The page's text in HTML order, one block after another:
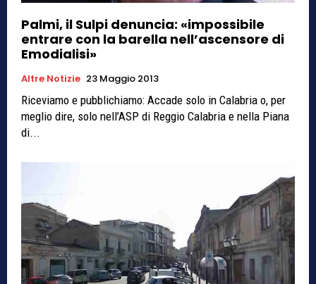
Palmi, il Sulpi denuncia: «impossibile
entrare con la barella nell’ascensore di
Emodialisi»
Altre Notizie 23 Maggio 2013
Riceviamo e pubblichiamo: Accade solo in Calabria o, per
meglio dire, solo nell’ASP di Reggio Calabria e nella Piana
di...